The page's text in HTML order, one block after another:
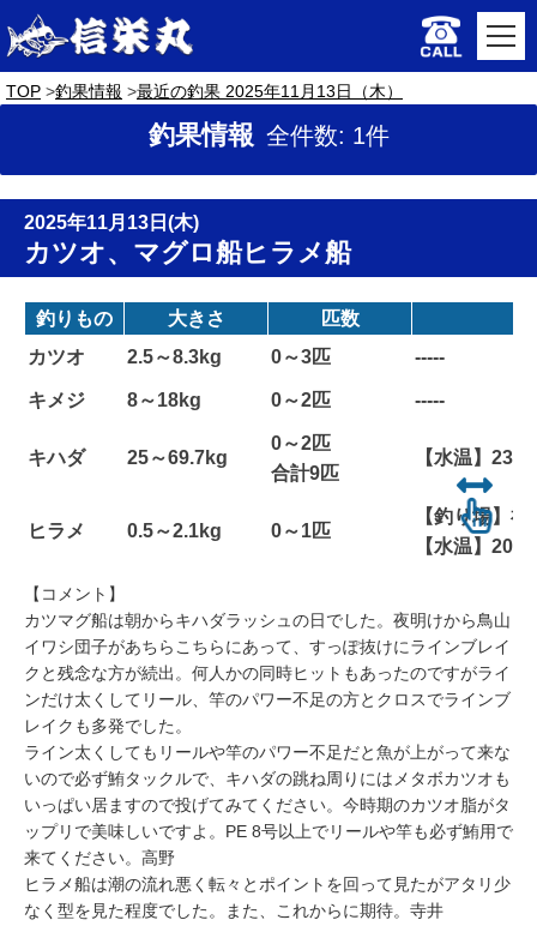
TOP 釣果情報 最近の釣果 2025年11月13日（木）
釣果情報 全件数: 1件
2025年11月13日(木)
カツオ、マグロ船ヒラメ船
釣りもの 大きさ
匹数
カツオ
2.5～8.3kg 0～3匹 -----
キメジ 8～18kg 0～2匹 -----
キハダ 25～69.7kg
0～2匹
合計9匹
【水温】
ヒラメ 0.5～2.1kg 0～1匹
【釣り場】
【水温】
【コメント】
カツマグ船は朝からキハダラッシュの日でした。夜明けから鳥山
イワシ団子があちらこちらにあって、すっぽ抜けにラインブレイ
クと残念な方が続出。何人かの同時ヒットもあったのですがライ
ンだけ太くしてリール、竿のパワー不足の方とクロスでラインブ
レイクも多発でした。
ライン太くしてもリールや竿のパワー不足だと魚が上がって来な
いので必ず鮪タックルで、キハダの跳ね周りにはメタボカツオも
いっぱい居ますので投げてみてください。今時期のカツオ脂がタ
ップリで美味しいですよ。PE 8号以上でリールや竿も必ず鮪用で
来てください。高野
ヒラメ船は潮の流れ悪く転々とポイントを回って見たがアタリ少
なく型を見た程度でした。また、これからに期待。寺井